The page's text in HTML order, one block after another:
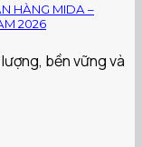
HÀNG MIDA –
2026
bền vững và